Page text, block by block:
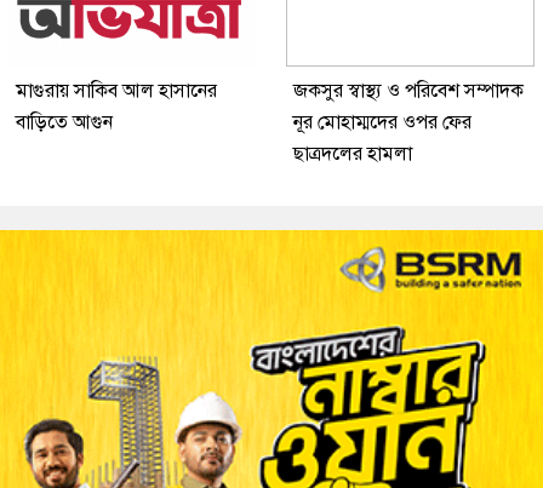
মাগুরায় সাকিব আল হাসানের
বাড়িতে আগুন
জকসুর স্বাস্থ্য ও পরিবেশ সম্পাদক
নূর মোহাম্মদের ওপর ফের
ছাত্রদলের হামলা